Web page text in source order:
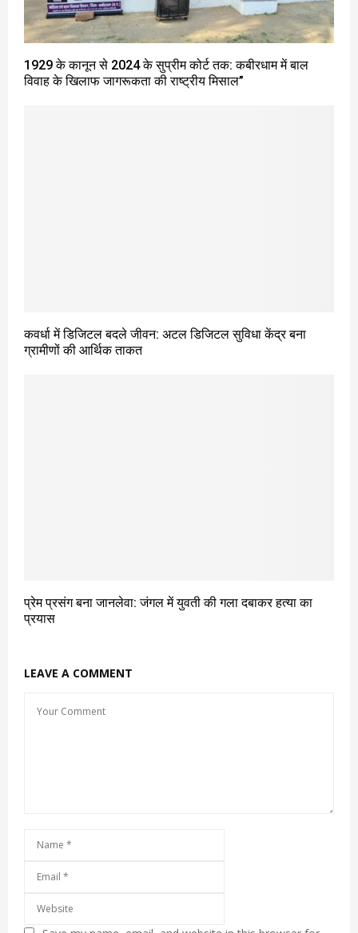
1929 के कानून से 2024 के सुप्रीम कोर्ट तक: कबीरधाम में बाल
विवाह के खिलाफ जागरूकता की राष्ट्रीय मिसाल”
कवर्धा में डिजिटल बदले जीवन: अटल डिजिटल सुविधा केंद्र बना
ग्रामीणों की आर्थिक ताकत
प्रेम प्रसंग बना जानलेवा: जंगल में युवती की गला दबाकर हत्या का
प्रयास
LEAVE A COMMENT